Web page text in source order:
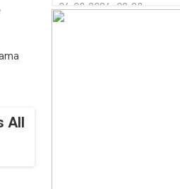
All
06.08.2026, 09:28